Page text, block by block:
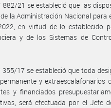
882/21 se estableció que las
la Administración Nacional para
en virtud de lo establecido
y de los Sistemas de
355/17 se estableció que toda
y extraescalafonarios
y financiados
será efectuada por el Jefe